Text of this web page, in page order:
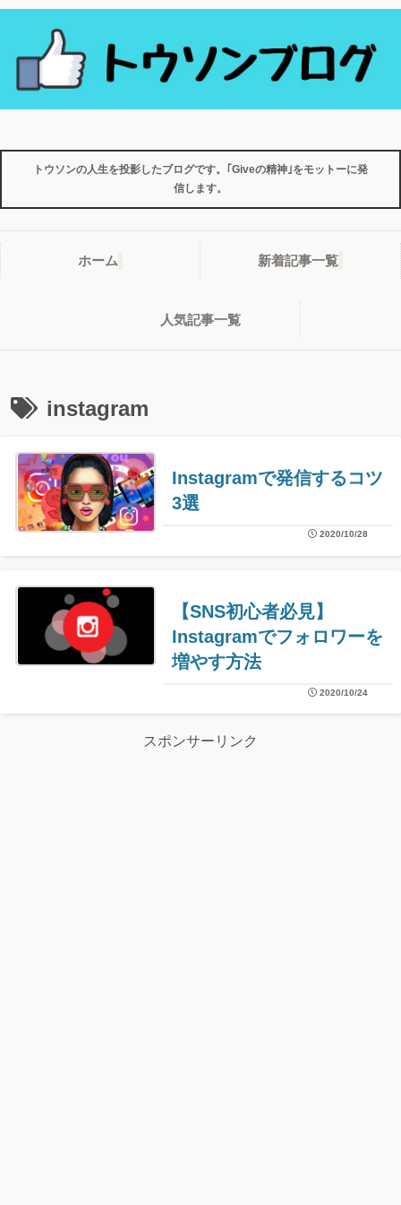
トウソンの人生を投影したブログです。｢Giveの精神｣をモットーに発
信します。
ホーム 新着記事一覧
人気記事一覧
instagram
Instagramで発信するコツ
3選
2020/10/28
【SNS初心者必見】
Instagramでフォロワーを
増やす方法
2020/10/24
スポンサーリンク